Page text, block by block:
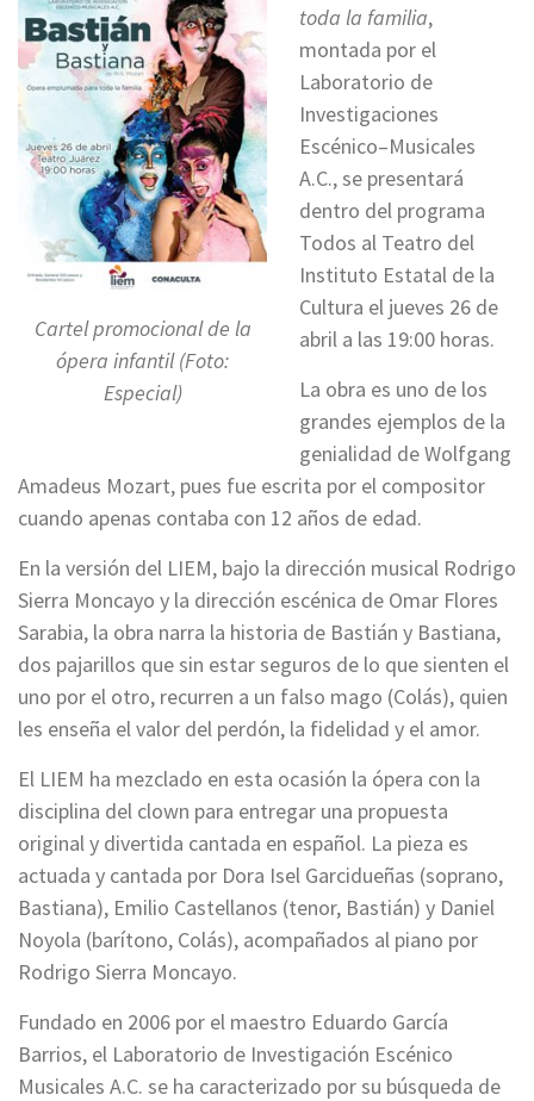
Cartel promocional de la
ópera infantil (Foto:
Especial)
toda la familia,
montada por el
Laboratorio de
Investigaciones
Escénico–Musicales
A.C., se presentará
dentro del programa
Todos al Teatro del
Instituto Estatal de la
Cultura el jueves 26 de
abril a las 19:00 horas.
La obra es uno de los
grandes ejemplos de la
genialidad de Wolfgang
Amadeus Mozart, pues fue escrita por el compositor
cuando apenas contaba con 12 años de edad.
En la versión del LIEM, bajo la dirección musical Rodrigo
Sierra Moncayo y la dirección escénica de Omar Flores
Sarabia, la obra narra la historia de Bastián y Bastiana,
dos pajarillos que sin estar seguros de lo que sienten el
uno por el otro, recurren a un falso mago (Colás), quien
les enseña el valor del perdón, la fidelidad y el amor.
El LIEM ha mezclado en esta ocasión la ópera con la
disciplina del clown para entregar una propuesta
original y divertida cantada en español. La pieza es
actuada y cantada por Dora Isel Garcidueñas (soprano,
Bastiana), Emilio Castellanos (tenor, Bastián) y Daniel
Noyola (barítono, Colás), acompañados al piano por
Rodrigo Sierra Moncayo.
Fundado en 2006 por el maestro Eduardo García
Barrios, el Laboratorio de Investigación Escénico
Musicales A.C. se ha caracterizado por su búsqueda de